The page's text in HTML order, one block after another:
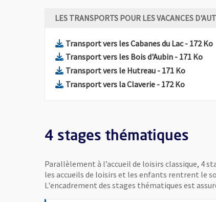
LES TRANSPORTS POUR LES VACANCES
Transport vers les Cabanes du Lac, Fichier
- 172 Ko
Transport vers les Bois d'Aubin, Fichier au
- 171 Ko,
Transport vers le Hutreau, Fichier au
- 171 Ko, Ouvre
Transport vers la Claverie, Fichier au format
- 172 Ko, Ouvre
4 stages thématiques
Parallèlement à l’accueil de loisirs classique, 4
les accueils de loisirs et les enfants rentrent le
L'encadrement des stages thématiques est